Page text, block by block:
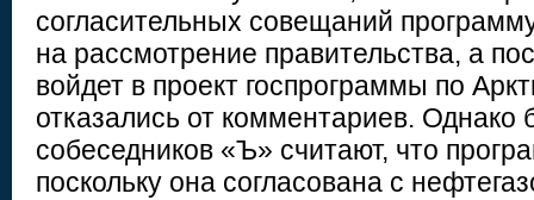
согласительных совещаний
на рассмотрение правительства, а
войдет в проект госпрограммы по
отказались от комментариев. Однако
собеседников «Ъ» считают, что
поскольку она согласована с